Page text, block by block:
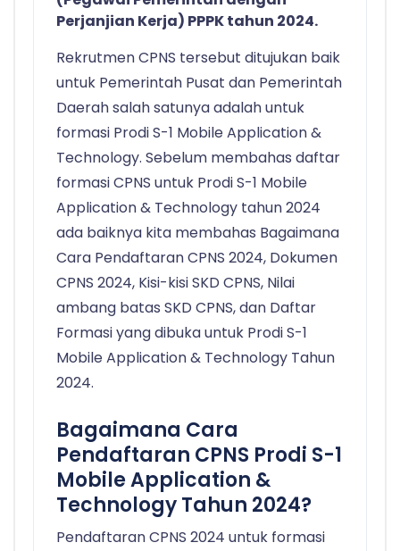
Perjanjian Kerja) PPPK tahun 2024.
Rekrutmen CPNS tersebut ditujukan baik
untuk Pemerintah Pusat dan Pemerintah
Daerah salah satunya adalah untuk
formasi Prodi S-1 Mobile Application &
Technology. Sebelum membahas daftar
formasi CPNS untuk Prodi S-1 Mobile
Application & Technology tahun 2024
ada baiknya kita membahas Bagaimana
Cara Pendaftaran CPNS 2024, Dokumen
CPNS 2024, Kisi-kisi SKD CPNS, Nilai
ambang batas SKD CPNS, dan Daftar
Formasi yang dibuka untuk Prodi S-1
Mobile Application & Technology Tahun
2024.
Bagaimana Cara
Pendaftaran CPNS Prodi S-1
Mobile Application &
Technology Tahun 2024?
Pendaftaran CPNS 2024 untuk formasi